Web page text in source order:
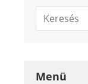
Menü